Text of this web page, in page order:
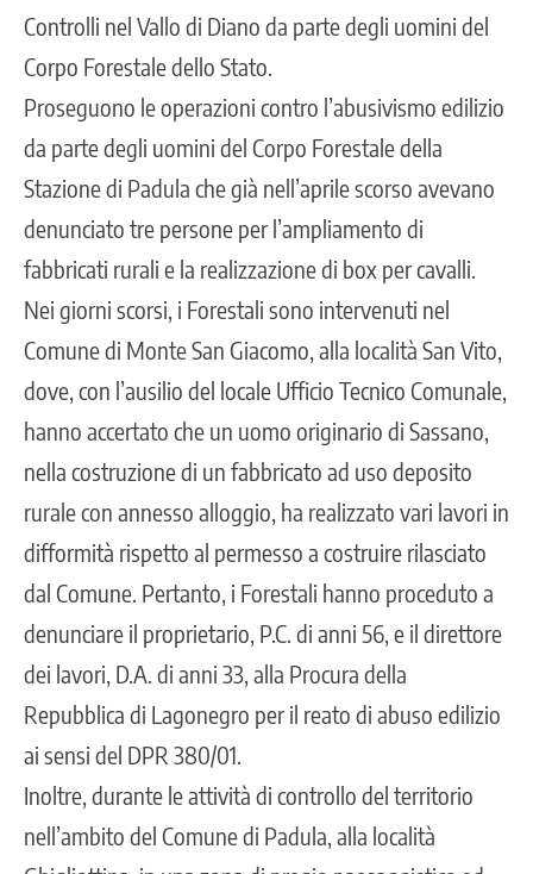
Controlli nel Vallo di Diano da parte degli uomini del
Corpo Forestale dello Stato.
Proseguono le operazioni contro l’abusivismo edilizio
da parte degli uomini del Corpo Forestale della
Stazione di Padula che già nell’aprile scorso avevano
denunciato tre persone per l’ampliamento di
fabbricati rurali e la realizzazione di box per cavalli.
Nei giorni scorsi, i Forestali sono intervenuti nel
Comune di Monte San Giacomo, alla località San Vito,
dove, con l’ausilio del locale Ufficio Tecnico Comunale,
hanno accertato che un uomo originario di Sassano,
nella costruzione di un fabbricato ad uso deposito
rurale con annesso alloggio, ha realizzato vari lavori in
difformità rispetto al permesso a costruire rilasciato
dal Comune. Pertanto, i Forestali hanno proceduto a
denunciare il proprietario, P.C. di anni 56, e il direttore
dei lavori, D.A. di anni 33, alla Procura della
Repubblica di Lagonegro per il reato di abuso edilizio
ai sensi del DPR 380/01.
Inoltre, durante le attività di controllo del territorio
nell’ambito del Comune di Padula, alla località